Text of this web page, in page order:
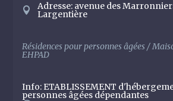
Adresse: avenue des
Largentière
Résidences pour personnes âgées /
EHPAD
Info: ETABLISSEMENT
personnes âgées dépendantes